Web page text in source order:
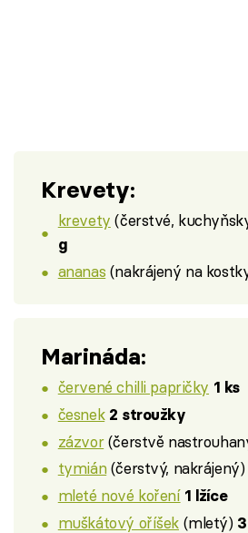
Krevety:
krevety (čerstvé,
g
ananas (nakrájený na
Marináda:
červené chilli papričky 1 ks
česnek 2 stroužky
zázvor(čerstvě
tymián(čerstvý, nakrájený)
mleté nové koření 1 lžíce
muškátový oříšek (mletý)